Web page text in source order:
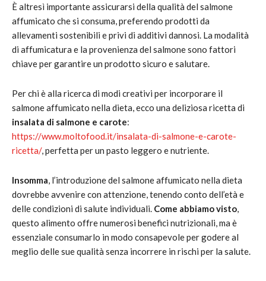
È altresì importante assicurarsi della qualità del salmone
affumicato che si consuma, preferendo prodotti da
allevamenti sostenibili e privi di additivi dannosi. La modalità
di affumicatura e la provenienza del salmone sono fattori
chiave per garantire un prodotto sicuro e salutare.
Per chi è alla ricerca di modi creativi per incorporare il
salmone affumicato nella dieta, ecco una deliziosa ricetta di
insalata di salmone e carote:
https://www.moltofood.it/insalata-di-salmone-e-carote-
ricetta/, perfetta per un pasto leggero e nutriente.
Insomma, l’introduzione del salmone affumicato nella dieta
dovrebbe avvenire con attenzione, tenendo conto dell’età e
delle condizioni di salute individuali. Come abbiamo visto,
questo alimento offre numerosi benefici nutrizionali, ma è
essenziale consumarlo in modo consapevole per godere al
meglio delle sue qualità senza incorrere in rischi per la salute.